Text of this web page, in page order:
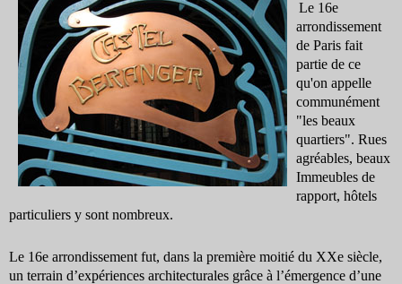
Le 16e
arrondissement
de Paris fait
partie de ce
qu'on appelle
communément
"les beaux
quartiers". Rues
agréables, beaux
Immeubles de
rapport, hôtels
particuliers y sont nombreux.
Le 16e arrondissement fut, dans la première moitié du XXe siècle,
un terrain d’expériences architecturales grâce à l’émergence d’une